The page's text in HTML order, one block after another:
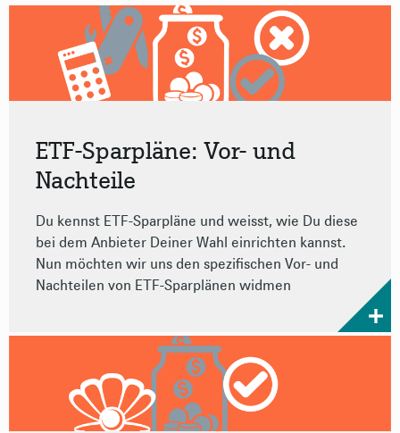
ETF-Sparpläne: Vor- und
Nachteile
Du kennst ETF-Sparpläne und weisst, wie Du diese
bei dem Anbieter Deiner Wahl einrichten kannst.
Nun möchten wir uns den spezifischen Vor- und
Nachteilen von ETF-Sparplänen widmen